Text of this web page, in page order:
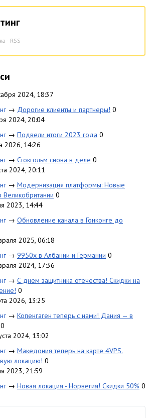
· RSS
2024, 18:37
→ Дорогие клиенты и партнеры! 0
2024, 20:04
→ Подвели итоги 2023 года 0
2026, 14:26
→ Стокгольм снова в деле 0
2024, 20:11
→ Модернизация платформы: Новые
Великобритании 0
2023, 14:44
→ Обновление канала в Гонконге до
2025, 06:18
→ 9950x в Албании и Германии 0
2024, 17:36
→ С днем защитника отечества! Скидки на
0
2026, 13:25
→ Копенгаген теперь с нами! Дания — в
0
2024, 13:02
→ Македония теперь на карте 4VPS.
локацию! 0
2023, 21:59
→ Новая локация - Норвегия! Скидки 50% 0